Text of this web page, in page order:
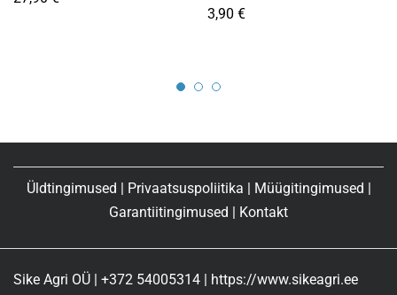
3,90 €
Üldtingimused Privaatsuspoliitika Müügitingimused
Garantiitingimused
Kontakt
Sike Agri OÜ | +372 54005314 | https://www.sikeagri.ee